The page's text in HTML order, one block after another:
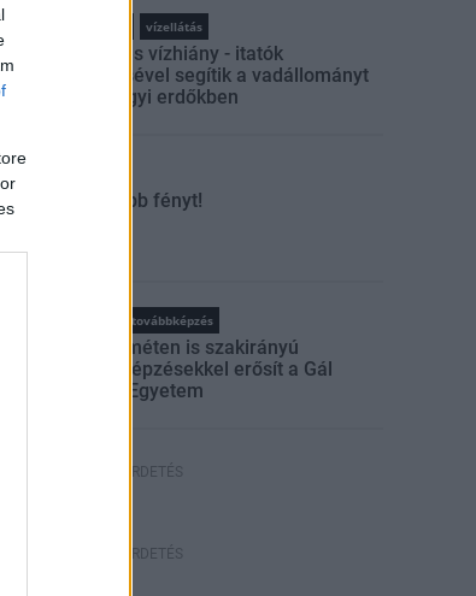
vízellátás
Hőség és vízhiány - itatók
feltöltésével segítik a vadállományt
a somogyi erdőkben
Kevesebb fényt!
továbbképzés
Kecskeméten is szakirányú
továbbképzésekkel erősít a Gál
Ferenc Egyetem
HÍRDETÉS
HÍRDETÉS